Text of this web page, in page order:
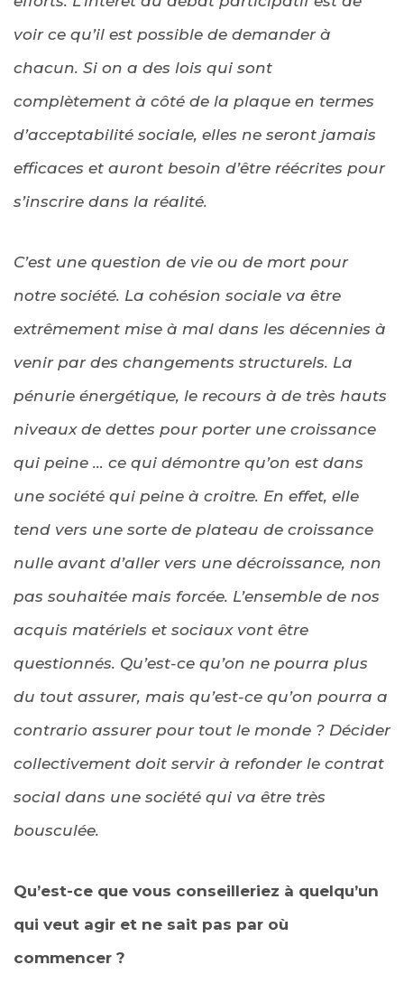
voir ce qu’il est possible de demander à
chacun. Si on a des lois qui sont
complètement à côté de la plaque en termes
d’acceptabilité sociale, elles ne seront jamais
efficaces et auront besoin d’être réécrites pour
s’inscrire dans la réalité.
C’est une question de vie ou de mort pour
notre société. La cohésion sociale va être
extrêmement mise à mal dans les décennies à
venir par des changements structurels. La
pénurie énergétique, le recours à de très hauts
niveaux de dettes pour porter une croissance
qui peine … ce qui démontre qu’on est dans
une société qui peine à croitre. En effet, elle
tend vers une sorte de plateau de croissance
nulle avant d’aller vers une décroissance, non
pas souhaitée mais forcée. L’ensemble de nos
acquis matériels et sociaux vont être
questionnés. Qu’est-ce qu’on ne pourra plus
du tout assurer, mais qu’est-ce qu’on pourra a
contrario assurer pour tout le monde ? Décider
collectivement doit servir à refonder le contrat
social dans une société qui va être très
bousculée.
Qu’est-ce que vous conseilleriez à quelqu’un
qui veut agir et ne sait pas par où
commencer ?